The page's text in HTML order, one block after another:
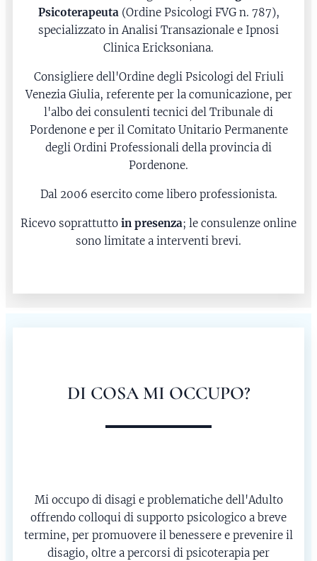
Psicoterapeuta(Ordine Psicologi FVG n. 787),
specializzato in Analisi Transazionale e Ipnosi
Clinica Ericksoniana.
Consigliere dell'Ordine degli Psicologi del Friuli
Venezia Giulia, referente per la comunicazione, per
l'albo dei consulenti tecnici del Tribunale di
Pordenone e per il Comitato Unitario Permanente
degli Ordini Professionali della provincia di
Pordenone.
Dal 2006 esercito come libero professionista.
Ricevo soprattutto in presenza; le consulenze online
sono limitate a interventi brevi.
DI COSA MI OCCUPO?
Mi occupo di disagi e problematiche dell'Adulto
offrendo colloqui di supporto psicologico a breve
termine, per promuovere il benessere e prevenire il
disagio, oltre a percorsi di psicoterapia per